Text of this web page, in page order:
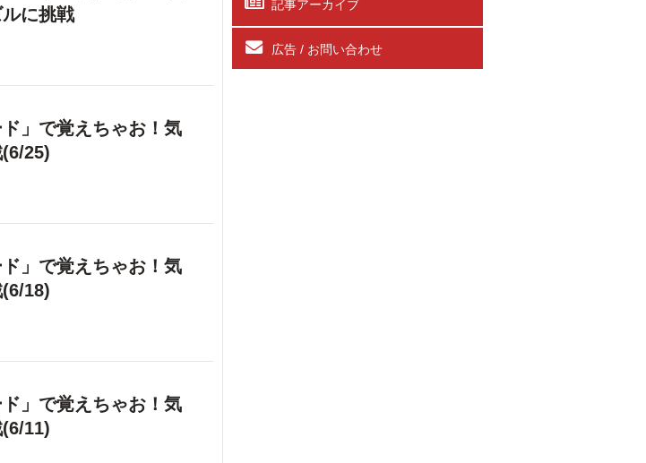
に挑戦
」で覚えちゃお！気
25)
」で覚えちゃお！気
18)
」で覚えちゃお！気
11)
記事アーカイブ
広告 / お問い合わせ